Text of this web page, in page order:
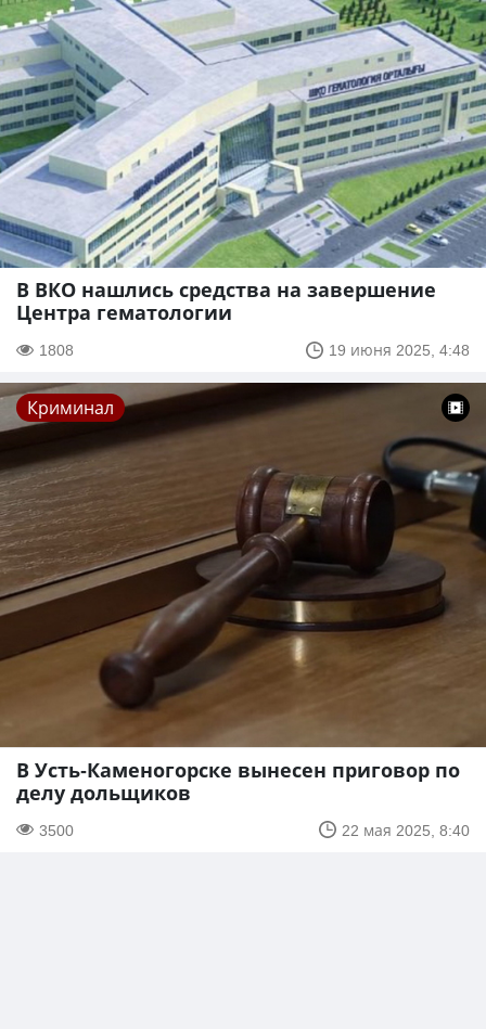
В ВКО нашлись средства на завершение
Центра гематологии
1808 19 июня 2025, 4:48
Криминал
В Усть-Каменогорске вынесен приговор по
делу дольщиков
3500 22 мая 2025, 8:40